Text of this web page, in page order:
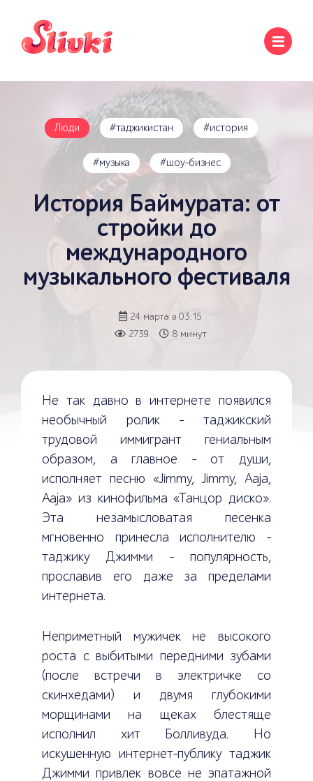
Люди #таджикистан #история
#музыка #шоу-бизнес
История Баймурата: от
стройки до
международного
музыкального фестиваля
24 марта в 03:15
2739
8 минут
Не так давно в интернете появился
необычный ролик – таджикский
трудовой иммигрант гениальным
образом, а главное – от души,
исполняет песню «Jimmy, Jimmy, Aaja,
Aaja» из кинофильма «Танцор диско».
Эта незамысловатая песенка
мгновенно принесла исполнителю –
таджику Джимми – популярность,
прославив его даже за пределами
интернета.
Неприметный мужичек не высокого
роста с выбитыми передними зубами
(после встречи в электричке со
скинхедами) и двумя глубокими
морщинами на щеках блестяще
исполнил хит Болливуда. Но
искушенную интернет-публику таджик
Джимми привлек вовсе не эпатажной